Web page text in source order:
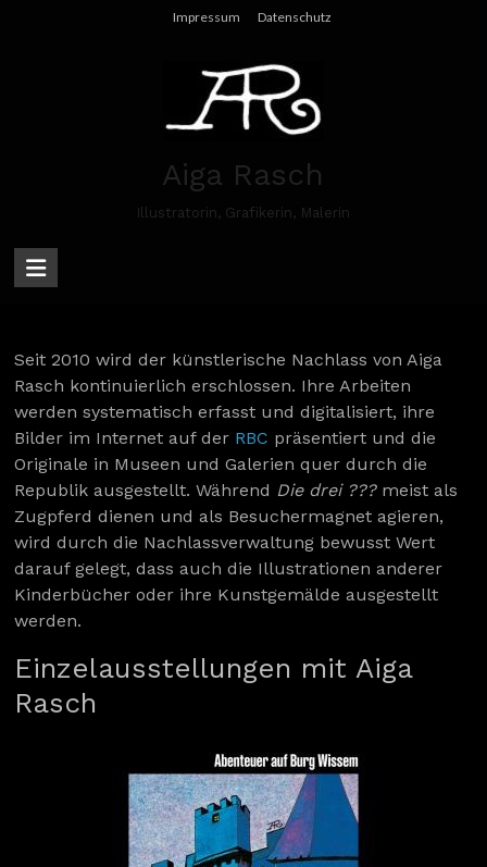
Impressum Datenschutz
Aiga Rasch
Illustratorin, Grafikerin, Malerin
Seit 2010 wird der künstlerische Nachlass von Aiga
Rasch kontinuierlich erschlossen. Ihre Arbeiten
werden systematisch erfasst und digitalisiert, ihre
Bilder im Internet auf der RBC präsentiert und die
Originale in Museen und Galerien quer durch die
Republik ausgestellt. Während Die drei ???meist als
Zugpferd dienen und als Besuchermagnet agieren,
wird durch die Nachlassverwaltung bewusst Wert
darauf gelegt, dass auch die Illustrationen anderer
Kinderbücher oder ihre Kunstgemälde ausgestellt
werden.
Einzelausstellungen mit Aiga
Rasch